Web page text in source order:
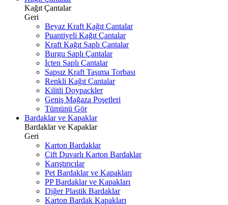
Kağıt Çantalar
Geri
Beyaz Kraft Kağıt Çantalar
Puantiyeli Kağıt Çantalar
Kraft Kağıt Saplı Çantalar
Burgu Saplı Çantalar
İçten Saplı Çantalar
Sapsız Kraft Taşıma Torbası
Renkli Kağıt Çantalar
Kilitli Doypackler
Geniş Mağaza Poşetleri
Tümünü Gör
Bardaklar ve Kapaklar
Bardaklar ve Kapaklar
Geri
Karton Bardaklar
Çift Duvarlı Karton Bardaklar
Karıştırıcılar
Pet Bardaklar ve Kapakları
PP Bardaklar ve Kapakları
Diğer Plastik Bardaklar
Karton Bardak Kapakları